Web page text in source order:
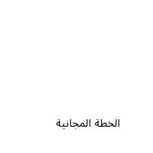
الخطة المجانية